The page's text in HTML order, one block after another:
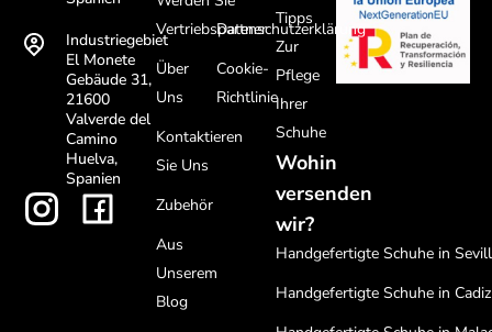
Industriegebiet
El Monete
Gebäude 31,
21600
Valverde del
Camino
Huelva,
Spanien
Vertriebspartner
Über
Uns
Kontaktieren
Sie Uns
Zubehör
Aus
Unserem
Blog
Datenschutzerklärung
Cookie-
Richtlinie
Tipps
Zur
Pflege
Ihrer
Schuhe
Wohin
versenden
wir?
Handgefertigte Schuhe in
Handgefertigte Schuhe in Cadiz